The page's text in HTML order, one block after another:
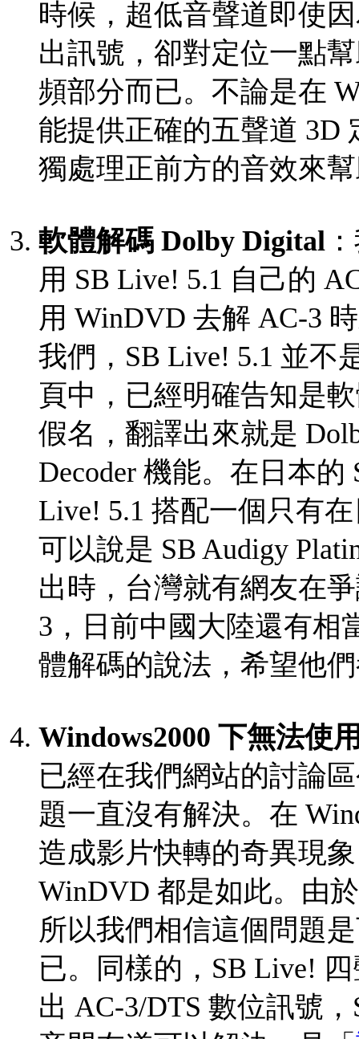
時候，超低音聲道即使
出訊號，卻對定位一點
頻部分而已。不論是在
能提供正確的五聲道 3D
獨處理正前方的音效來
軟體解碼 Dolby Digital
用 SB Live! 5.1 自己的
用 WinDVD 去解 AC-3
我們，SB Live! 5.1 並不
頁中，已經明確告知是
假名，翻譯出來就是
Decoder 機能。在日本的
Live! 5.1 搭配一個只有
可以說是 SB Audigy
出時，台灣就有網友在
3，日前中國大陸還有相
體解碼的說法，希望他
Windows2000 下無法使
已經在我們網站的討論
題一直沒有解決。在
造成影片快轉的奇異現
WinDVD 都是如此。由
所以我們相信這個問題
已。同樣的，SB Live!
出 AC-3/DTS 數位訊號